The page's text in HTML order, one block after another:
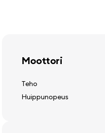
Moottori
Teho
Huippunopeus